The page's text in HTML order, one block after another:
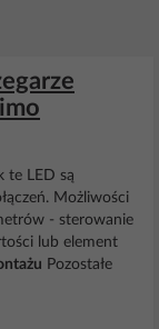
te LED są
Możliwości
- sterowanie
lub element
Pozostałe